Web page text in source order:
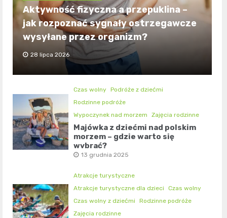
Aktywność fizyczna a przepuklina –
jak rozpoznać sygnały ostrzegawcze
wysyłane przez organizm?
28 lipca 2026
Czas wolny Podróże z dziećmi
Rodzinne podróże
Wypoczynek nad morzem
Zajęcia rodzinne
Majówka z dziećmi nad polskim
morzem – gdzie warto się
wybrać?
13 grudnia 2025
Atrakcje turystyczne
Atrakcje turystyczne dla dzieci
Czas wolny
Czas wolny z dziećmi
Rodzinne podróże
Zajęcia rodzinne